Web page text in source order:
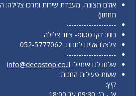
תחתון)
--------------------
בוויז: דקו סטופ- ציוד צלילה
צלצלו אלינו לחנות: 052-5777062
--------------------
שלחו לנו אימייל: info@decostop.co.il
שעות פעילות החנות:
קיץ: